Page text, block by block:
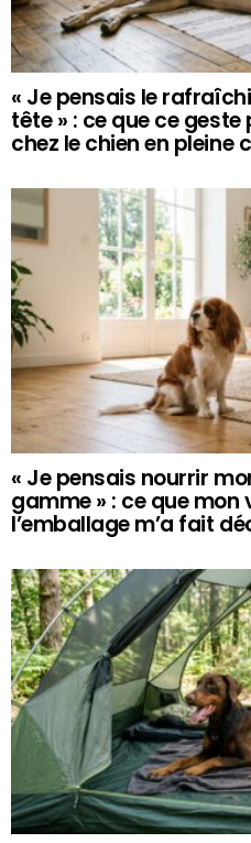
« Je pensais le
tête » : ce que ce
chez le chien en pleine
« Je pensais nourrir
gamme » : ce que mon
l’emballage m’a fait